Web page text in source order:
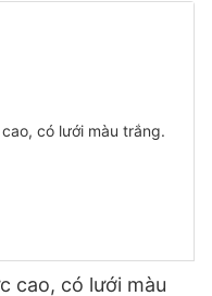
cao, có lưới màu